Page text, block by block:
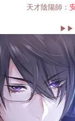
天才陰陽師：